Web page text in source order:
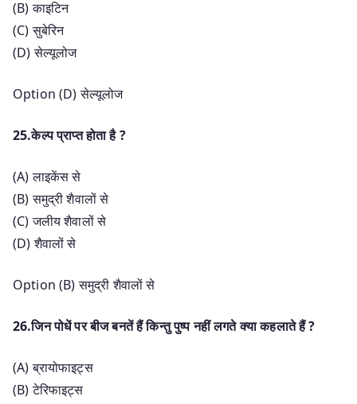
(B) काइटिन
(C) सुबेरिन
(D) सेल्यूलोज
Option (D) सेल्यूलोज
25.केल्प प्राप्त होता है ?
(A) लाइकेंस से
(B) समुद्री शैवालों से
(C) जलीय शैवालों से
(D) शैवालों से
Option (B) समुद्री शैवालों से
26.जिन पोधें पर बीज बनतें हैं किन्तु पुष्प नहीं लगते क्या कहलाते हैं ?
(A) ब्रायोफाइट्स
(B) टेरिफाइट्स